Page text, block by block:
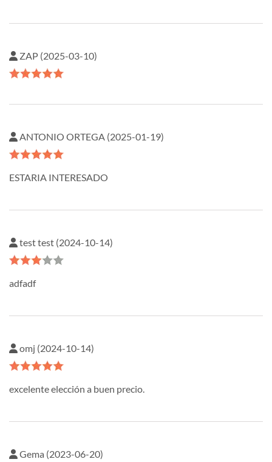
ZAP (2025-03-10)
ANTONIO ORTEGA (2025-01-19)
ESTARIA INTERESADO
test test (2024-10-14)
adfadf
omj (2024-10-14)
excelente elección a buen precio.
Gema (2023-06-20)